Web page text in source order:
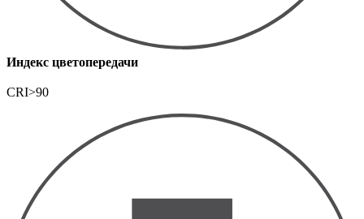
Индекс цветопередачи
CRI>90